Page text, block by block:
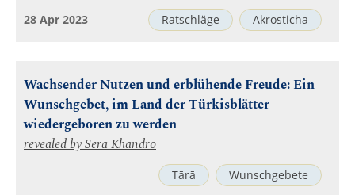
Ratschläge Akrosticha
28 Apr 2023
Wachsender Nutzen und erblühende Freude: Ein
Wunschgebet, im Land der Türkisblätter
wiedergeboren zu werden
revealed bySera Khandro
Tārā Wunschgebete